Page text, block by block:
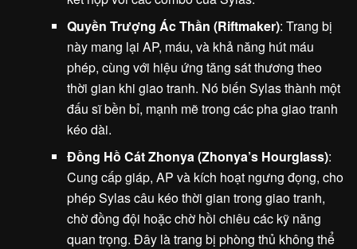
Quyền Trượng Ác Thần (Riftmaker): Trang bị
này mang lại AP, máu, và khả năng hút máu
phép, cùng với hiệu ứng tăng sát thương theo
thời gian khi giao tranh. Nó biến Sylas thành một
đấu sĩ bền bỉ, mạnh mẽ trong các pha giao tranh
kéo dài.
Đồng Hồ Cát Zhonya (Zhonya’s Hourglass):
Cung cấp giáp, AP và kích hoạt ngưng đọng, cho
phép Sylas câu kéo thời gian trong giao tranh,
chờ đồng đội hoặc chờ hồi chiêu các kỹ năng
quan trọng. Đây là trang bị phòng thủ không thể